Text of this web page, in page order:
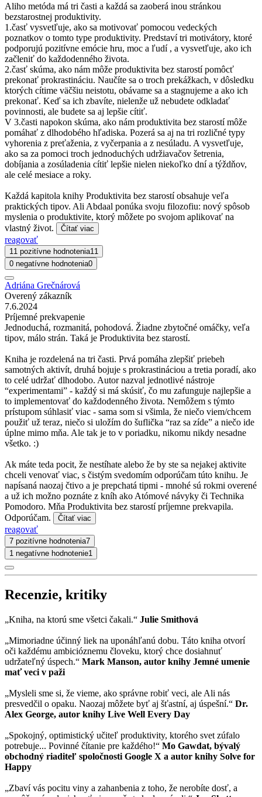
Aliho metóda má tri časti a každá sa zaoberá inou stránkou
bezstarostnej produktivity.
1.časť vysvetľuje, ako sa motivovať pomocou vedeckých
poznatkov o tomto type produktivity. Predstaví tri motivátory, ktoré
podporujú pozitívne emócie hru, moc a ľudí , a vysvetľuje, ako ich
začleniť do každodenného života.
2.časť skúma, ako nám môže produktivita bez starostí pomôcť
prekonať prokrastináciu. Naučíte sa o troch prekážkach, v dôsledku
ktorých cítime väčšiu neistotu, obávame sa a stagnujeme a ako ich
prekonať. Keď sa ich zbavíte, nielenže už nebudete odkladať
povinnosti, ale budete sa aj lepšie cítiť.
V 3.časti napokon skúma, ako nám produktivita bez starostí môže
pomáhať z dlhodobého hľadiska. Pozerá sa aj na tri rozličné typy
vyhorenia z preťaženia, z vyčerpania a z nesúladu. A vysvetľuje,
ako sa za pomoci troch jednoduchých udržiavačov šetrenia,
dobíjania a zosúladenia cítiť lepšie nielen niekoľko dní a týždňov,
ale celé mesiace a roky.
Každá kapitola knihy Produktivita bez starostí obsahuje veľa
praktických tipov. Ali Abdaal ponúka svoju filozofiu: nový spôsob
myslenia o produktivite, ktorý môžete po svojom aplikovať na
vlastný život.
Čítať viac
reagovať
11 pozitívne hodnotenia11
0 negatívne hodnotenia0
Adriána Grečnárová
Overený zákazník
7.6.2024
Príjemné prekvapenie
Jednoduchá, rozmanitá, pohodová. Žiadne zbytočné omáčky, veľa
tipov, málo strán. Taká je Produktivita bez starostí.
Kniha je rozdelená na tri časti. Prvá pomáha zlepšiť priebeh
samotných aktivít, druhá bojuje s prokrastináciou a tretia poradí, ako
to celé udržať dlhodobo. Autor nazval jednotlivé nástroje
“experimentami” - každý si má skúsiť, čo mu zafunguje najlepšie a
to implementovať do každodenného života. Nemôžem s týmto
prístupom súhlasiť viac - sama som si všimla, že niečo viem/chcem
použiť už teraz, niečo si uložím do šuflička “raz sa zíde” a niečo ide
úplne mimo mňa. Ale tak je to v poriadku, nikomu nikdy nesadne
všetko. :)
Ak máte teda pocit, že nestíhate alebo že by ste sa nejakej aktivite
chceli venovať viac, s čistým svedomím odporúčam túto knihu. Je
napísaná naozaj čtivo a je prepchatá tipmi - mnohé sú rokmi overené
a už ich možno poznáte z kníh ako Atómové návyky či Technika
Pomodoro. Mňa Produktivita bez starostí príjemne prekvapila.
Odporúčam.
Čítať viac
reagovať
7 pozitívne hodnotenia7
1 negatívne hodnotenie1
Recenzie, kritiky
„Kniha, na ktorú sme všetci čakali.“ Julie Smithová
„Mimoriadne účinný liek na uponáhľanú dobu. Táto kniha otvorí
oči každému ambicióznemu človeku, ktorý chce dosiahnuť
udržateľný úspech.“ Mark Manson, autor knihy Jemné umenie
mať veci v paži
„Mysleli sme si, že vieme, ako správne robiť veci, ale Ali nás
presvedčil o opaku. Naozaj môžete byť aj šťastní, aj úspešní.“ Dr.
Alex George, autor knihy Live Well Every Day
„Spokojný, optimistický učiteľ produktivity, ktorého svet zúfalo
potrebuje... Povinné čítanie pre každého!“ Mo Gawdat, bývalý
obchodný riaditeľ spoločnosti Google X a autor knihy Solve for
Happy
„Zbaví vás pocitu viny a zahanbenia z toho, že nerobíte dosť, a